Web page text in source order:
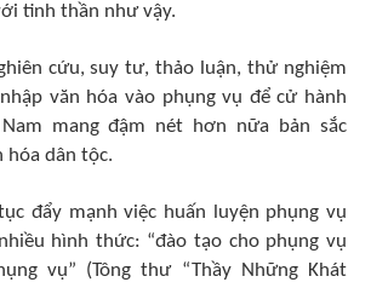
tinh thần như vậy.
cứu, suy tư, thảo luận, thử nghiệm
văn hóa vào phụng vụ để cử hành
mang đậm nét hơn nữa bản sắc
hóa dân tộc.
đẩy mạnh việc huấn luyện phụng vụ
hình thức: “đào tạo cho phụng vụ
vụ” (Tông thư “Thầy Những Khát